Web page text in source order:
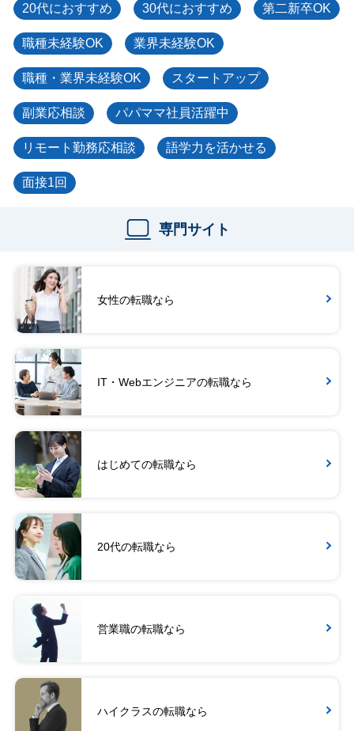
20代におすすめ 30代におすすめ 第二新卒OK
職種未経験OK 業界未経験OK
職種・業界未経験OK スタートアップ
副業応相談 パパママ社員活躍中
リモート勤務応相談 語学力を活かせる
面接1回
専門サイト
女性の転職なら
IT・Webエンジニアの転職なら
はじめての転職なら
20代の転職なら
営業職の転職なら
ハイクラスの転職なら